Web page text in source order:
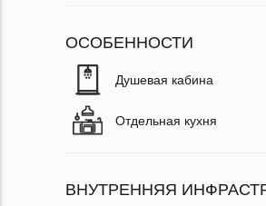
ОСОБЕННОСТИ
Душевая кабина
Отдельная кухня
ВНУТРЕННЯЯ